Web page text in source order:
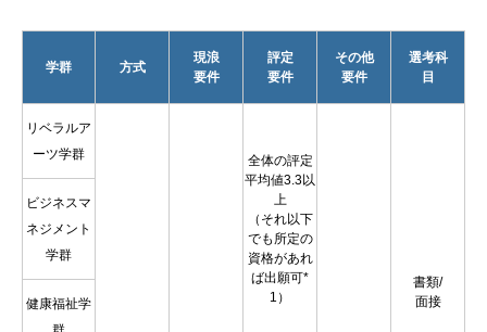
学群 方式
現浪
要件
評定
要件
その他
要件
選考科
目
リベラルア
ーツ学群
全体の評定
平均値3.3以
上
（それ以下
でも所定の
資格があれ
ば出願可*
1）
書類/
面接
ビジネスマ
ネジメント
学群
健康福祉学